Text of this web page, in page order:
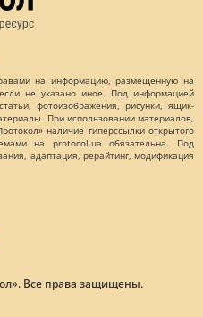
на информацию, размещенную на
не указано иное. Под информацией
фотоизображения, рисунки, ящик-
При использовании материалов,
наличие гиперссылки открытого
на protocol.ua обязательна. Под
адаптация, рерайтинг, модификация
Все права защищены.